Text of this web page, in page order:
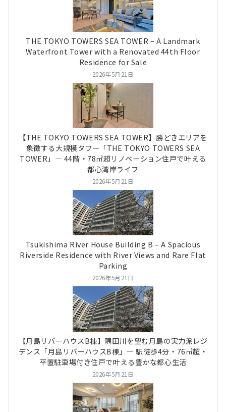
THE TOKYO TOWERS SEA TOWER – A Landmark
Waterfront Tower with a Renovated 44th Floor
Residence for Sale
2026年5月21日
【THE TOKYO TOWERS SEA TOWER】勝どきエリアを
象徴する大規模タワー「THE TOKYO TOWERS SEA
TOWER」― 44階・78㎡超リノベーション住戸で叶える
都心湾岸ライフ
2026年5月21日
Tsukishima River House Building B – A Spacious
Riverside Residence with River Views and Rare Flat
Parking
2026年5月21日
【月島リバーハウスB棟】隅田川を望む月島の実力派レジ
デンス「月島リバーハウスB棟」― 駅徒歩4分・76㎡超・
平置駐車場付き住戸で叶える豊かな都心生活
2026年5月21日